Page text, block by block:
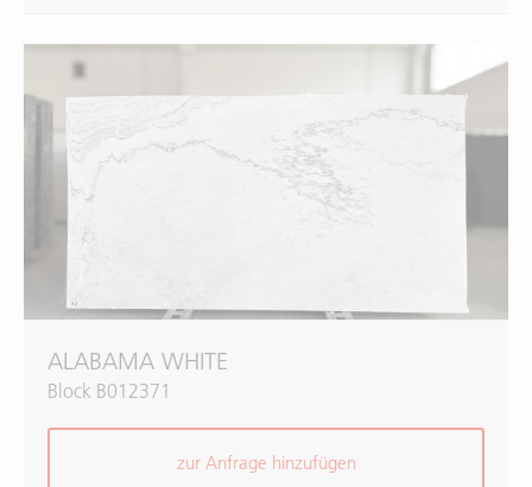
ALABAMA WHITE
Block B012371
zur Anfrage hinzufügen